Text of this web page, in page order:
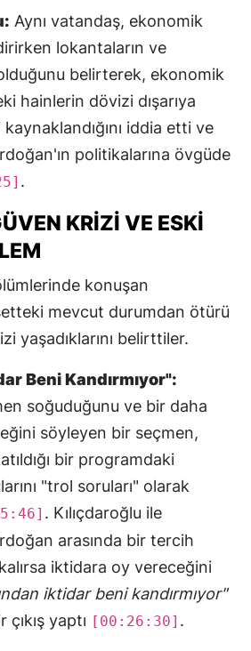
Aynı vatandaş, ekonomik
lokantaların ve
belirterek, ekonomik
hainlerin dövizi dışarıya
iddia etti ve
politikalarına övgüde
.
KRIZI VE ESKI
konuşan
mevcut durumdan ötürü
yaşadıklarını belirttiler.
Beni Kandırmıyor":
soğuduğunu ve bir daha
söyleyen bir seçmen,
bir programdaki
"trol soruları" olarak
. Kılıçdaroğlu ile
arasında bir tercih
iktidara oy vereceğini
iktidar beni kandırmıyor"
çıkış yaptı [00:26:30] .